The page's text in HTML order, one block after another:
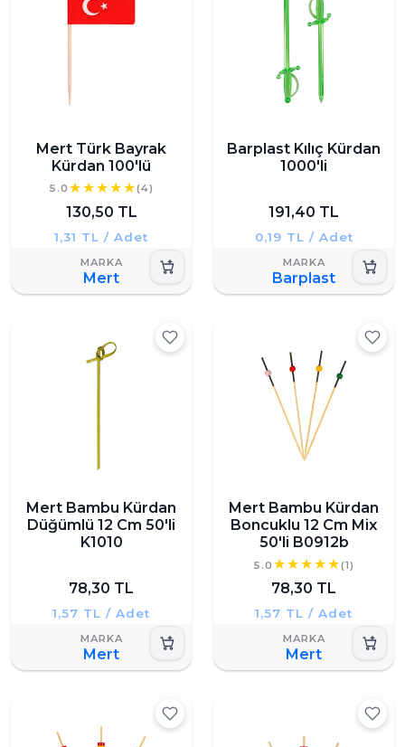
Mert Türk Bayrak
Kürdan 100'lü
5.0 (4)
130,50 TL
1,31 TL / Adet
Mert
Barplast Kılıç Kürdan
1000'li
191,40 TL
0,19 TL / Adet
Barplast
Mert Bambu Kürdan
Düğümlü 12 Cm 50'li
K1010
78,30 TL
1,57 TL / Adet
Mert
Mert Bambu Kürdan
Boncuklu 12 Cm Mix
50'li B0912b
5.0 (1)
78,30 TL
1,57 TL / Adet
Mert